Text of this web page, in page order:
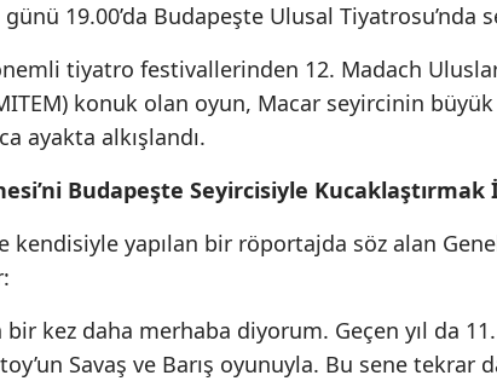
günü 19.00’da Budapeşte Ulusal Tiyatrosu’nda
tiyatro festivallerinden 12. Madach
konuk olan oyun, Macar seyircinin
ayakta alkışlandı.
Budapeşte Seyircisiyle
kendisiyle yapılan bir röportajda söz alan
bir kez daha merhaba diyorum. Geçen yıl da
Savaş ve Barış oyunuyla. Bu sene tekrar